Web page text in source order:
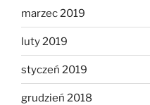
marzec 2019
luty 2019
styczeń 2019
grudzień 2018